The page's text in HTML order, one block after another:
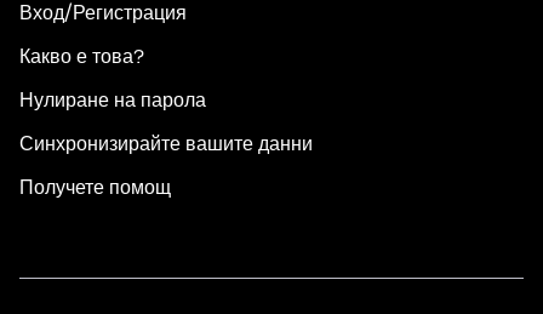
Вход/Регистрация
Какво е това?
Нулиране на парола
Синхронизирайте вашите данни
Получете помощ